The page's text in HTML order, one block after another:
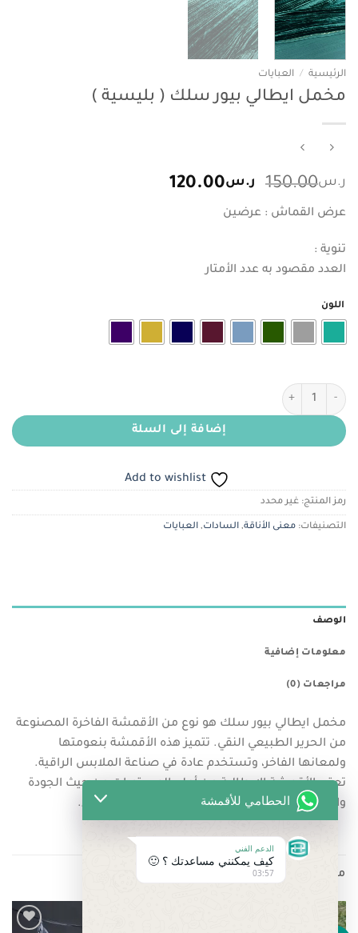
الرئيسية / العبايات
مخمل ايطالي بيور سلك ( بليسية )
ر.س150.00 السعر
الأصلي
هو:
ر.س120.00السعر
عرض القماش : عرضين
تنوية :
العدد مقصود به عدد الأمتار
اللون
كمية مخمل ايطالي بيور سلك ( بليسية )
إضافة إلى السلة
Add to wishlist
رمز المنتج: غير محدد
التصنيفات: معنى الأناقة, السادات, العبايات
الوصف
معلومات إضافية
مراجعات (0)
مخمل ايطالي بيور سلك هو نوع من الأقمشة الفاخرة المصنوعة
من الحرير الطبيعي النقي. تتميز هذه الأقمشة بنعومتها
ولمعانها الفاخر، وتستخدم عادة في صناعة الملابس الراقية.
تعتبر الأقمشة الإيطالية من أعلى المستويات من حيث الجودة
والتصميم، وتحظى بشهرة عالمية في صناعة الأزياء.
منتجات ذات صلة
الحطامي للأقمشة
الدعم الفني
كيف يمكنني مساعدتك ؟ 🙂
03:57